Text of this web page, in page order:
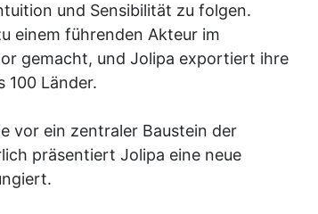
und Sensibilität zu folgen.
einem führenden Akteur im
gemacht, und Jolipa exportiert ihre
100 Länder.
vor ein zentraler Baustein der
präsentiert Jolipa eine neue